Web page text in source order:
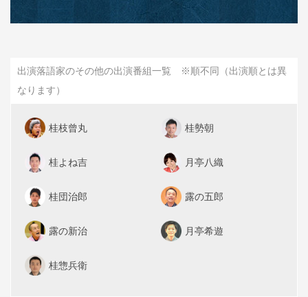
出演落語家のその他の出演番組一覧 ※順不同（出演順とは異
なります）
桂枝曾丸 桂勢朝
桂よね吉 月亭八織
桂団治郎 露の五郎
露の新治 月亭希遊
桂惣兵衛